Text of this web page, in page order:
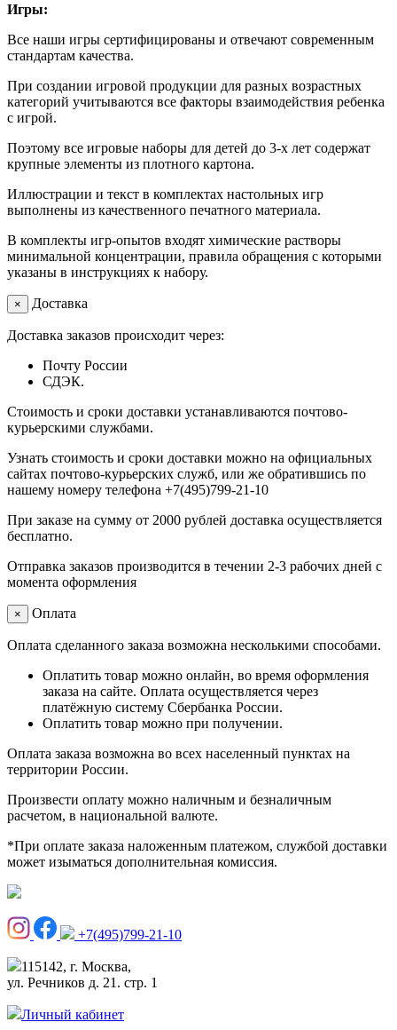
Игры:
Все наши игры сертифицированы и отвечают современным
стандартам качества.
При создании игровой продукции для разных возрастных
категорий учитываются все факторы взаимодействия ребенка
с игрой.
Поэтому все игровые наборы для детей до 3-х лет содержат
крупные элементы из плотного картона.
Иллюстрации и текст в комплектах настольных игр
выполнены из качественного печатного материала.
В комплекты игр-опытов входят химические растворы
минимальной концентрации, правила обращения с которыми
указаны в инструкциях к набору.
× Доставка
Доставка заказов происходит через:
Почту России
СДЭК.
Стоимость и сроки доставки устанавливаются почтово-
курьерскими службами.
Узнать стоимость и сроки доставки можно на официальных
сайтах почтово-курьерских служб, или же обратившись по
нашему номеру телефона +7(495)799-21-10
При заказе на сумму от 2000 рублей доставка осуществляется
бесплатно.
Отправка заказов производится в течении 2-3 рабочих дней с
момента оформления
× Оплата
Оплата сделанного заказа возможна несколькими способами.
Оплатить товар можно онлайн, во время оформления
заказа на сайте. Оплата осуществляется через
платёжную систему Сбербанка России.
Оплатить товар можно при получении.
Оплата заказа возможна во всех населенный пунктах на
территории России.
Произвести оплату можно наличным и безналичным
расчетом, в национальной валюте.
*При оплате заказа наложенным платежом, службой доставки
может изыматься дополнительная комиссия.
+7(495)799-21-10
115142, г. Москва,
ул. Речников д. 21. стр. 1
Личный кабинет